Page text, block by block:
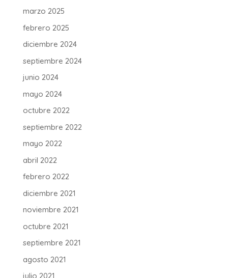
marzo 2025
febrero 2025
diciembre 2024
septiembre 2024
junio 2024
mayo 2024
octubre 2022
septiembre 2022
mayo 2022
abril 2022
febrero 2022
diciembre 2021
noviembre 2021
octubre 2021
septiembre 2021
agosto 2021
julio 2021